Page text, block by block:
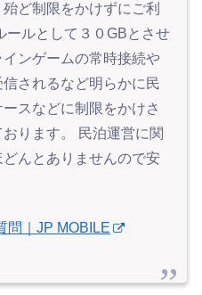
ど制限をかけずにご利
ールとして３０GBとさせ
ンゲームの常時接続や
されるなど明らかに民
スなどに制限をかけさ
ります。 民泊運営に関
んとありませんので安
問｜JP MOBILE